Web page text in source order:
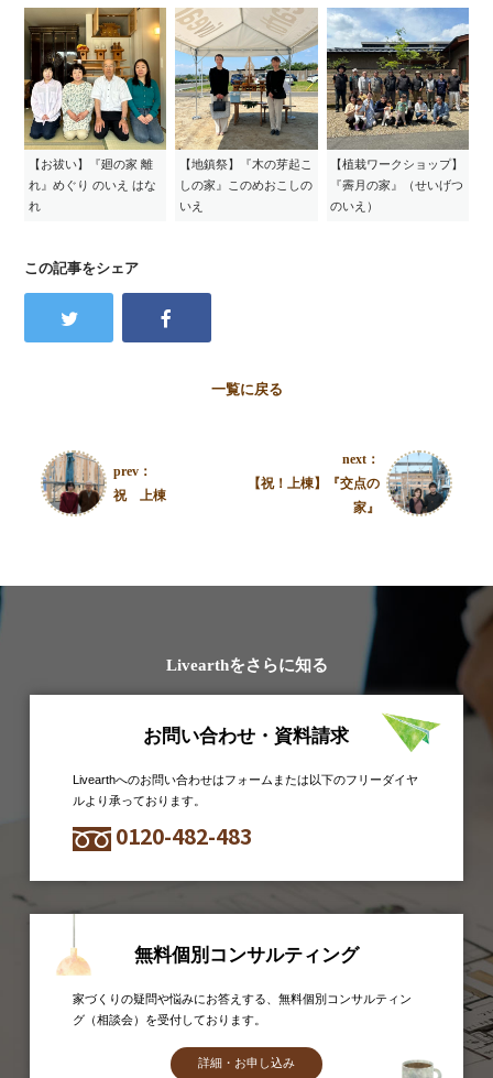
【お祓い】『廻の家 離
れ』めぐり のいえ はな
れ
【地鎮祭】『木の芽起こ
しの家』このめおこしの
いえ
【植栽ワークショップ】
『霽月の家』（せいげつ
のいえ）
この記事をシェア
一覧に戻る
prev：
祝 上棟
next：
【祝！上棟】『交点の
家』
Livearthをさらに知る
お問い合わせ・資料請求
Livearthへのお問い合わせはフォームまたは以下のフリーダイヤ
ルより承っております。
0120-482-483
無料個別コンサルティング
家づくりの疑問や悩みにお答えする、無料個別コンサルティン
グ（相談会）を受付しております。
詳細・お申し込み